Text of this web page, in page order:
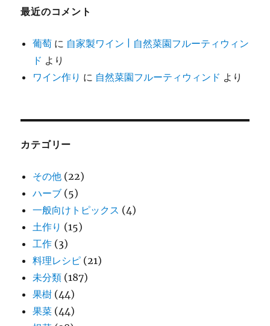
最近のコメント
葡萄 に 自家製ワイン | 自然菜園フルーティウィン
ド より
ワイン作り に 自然菜園フルーティウィンド より
カテゴリー
その他 (22)
ハーブ (5)
一般向けトピックス (4)
土作り (15)
工作 (3)
料理レシピ (21)
未分類 (187)
果樹 (44)
果菜 (44)